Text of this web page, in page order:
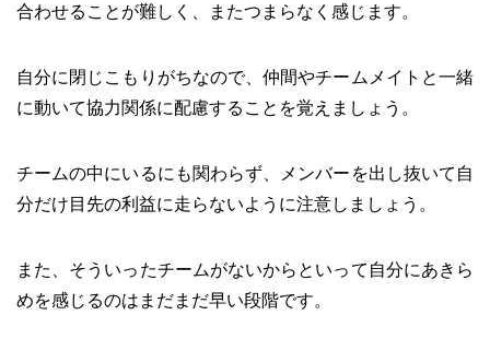
合わせることが難しく、またつまらなく感じます。
自分に閉じこもりがちなので、仲間やチームメイトと一緒
に動いて協力関係に配慮することを覚えましょう。
チームの中にいるにも関わらず、メンバーを出し抜いて自
分だけ目先の利益に走らないように注意しましょう。
また、そういったチームがないからといって自分にあきら
めを感じるのはまだまだ早い段階です。